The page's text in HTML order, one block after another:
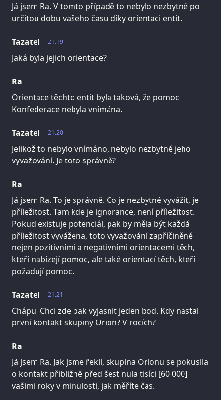
Já jsem Ra. V tomto případě to nebylo nezbytné po
určitou dobu vašeho času díky orientaci entit.
21.19
Tazatel
Jaká byla jejich orientace?
Ra
Orientace těchto entit byla taková, že pomoc
Konfederace nebyla vnímána.
21.20
Tazatel
Jelikož to nebylo vnímáno, nebylo nezbytné jeho
vyvažování. Je toto správně?
Ra
Já jsem Ra. To je správně. Co je nezbytné vyvážit, je
příležitost. Tam kde je ignorance, není příležitost.
Pokud existuje potenciál, pak by měla být každá
příležitost vyvážena, toto vyvažování zapříčiněné
nejen pozitivními a negativními orientacemi těch,
kteří nabízejí pomoc, ale také orientací těch, kteří
požadují pomoc.
21.21
Tazatel
Chápu. Chci zde pak vyjasnit jeden bod. Kdy nastal
první kontakt skupiny Orion? V rocích?
Ra
Já jsem Ra. Jak jsme řekli, skupina Orionu se pokusila
o kontakt přibližně před šest nula tisíci [60 000]
vašimi roky v minulosti, jak měříte čas.